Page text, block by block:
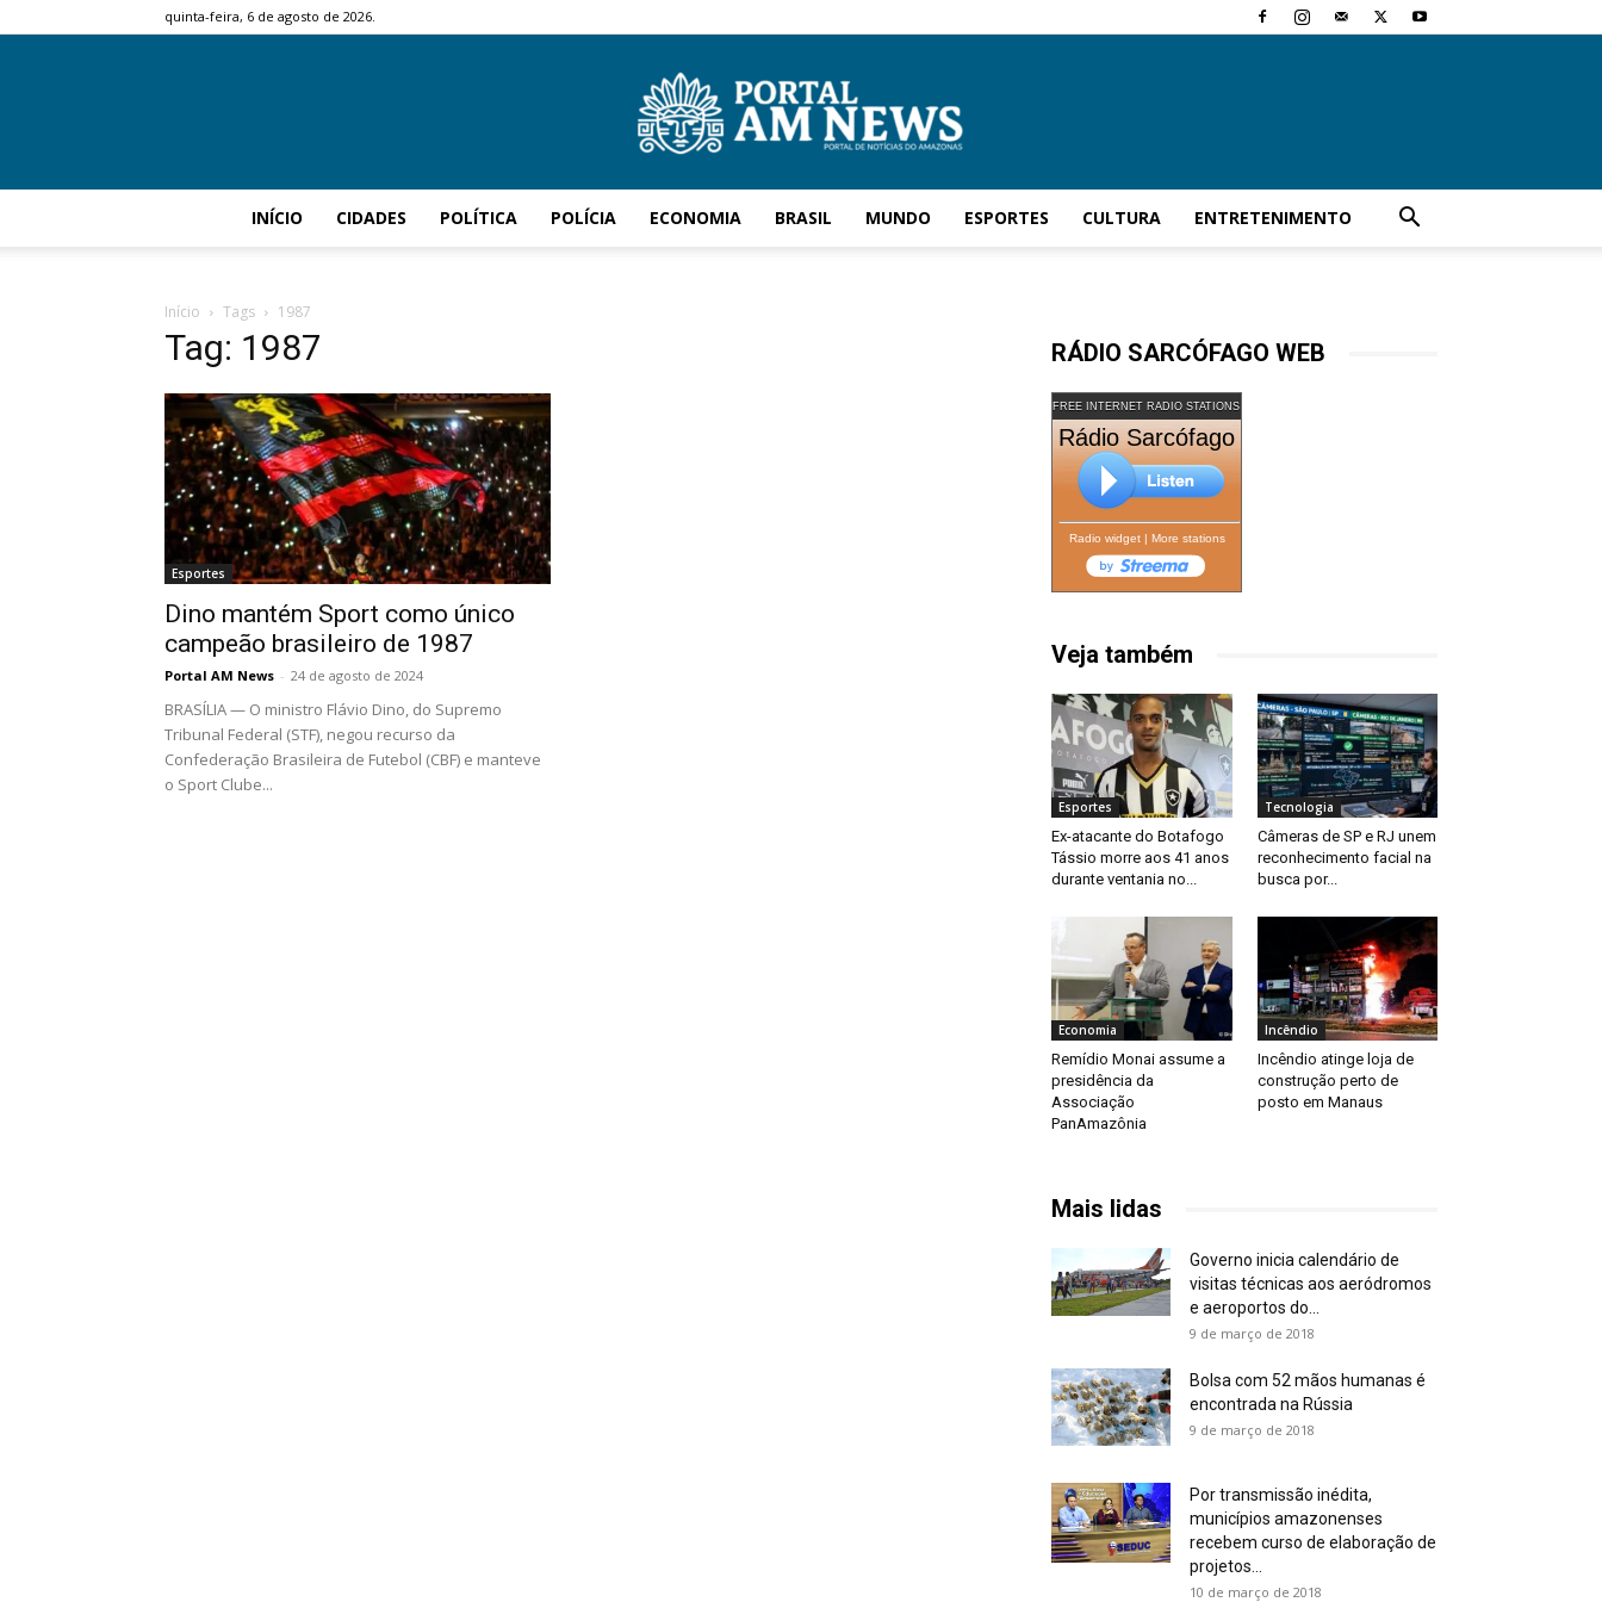
quinta-feira, 6 de agosto de 2026.
INÍCIO CIDADES POLÍTICA POLÍCIA ECONOMIA BRASIL MUNDO ESPORTES CULTURA ENTRETENIMENTO
Início Tags 1987
Tag: 1987
Esportes
Dino mantém Sport como único
campeão brasileiro de 1987
Portal AM News - 24 de agosto de 2024
BRASÍLIA — O ministro Flávio Dino, do Supremo
Tribunal Federal (STF), negou recurso da
Confederação Brasileira de Futebol (CBF) e manteve
o Sport Clube...
RÁDIO SARCÓFAGO WEB
FREE INTERNET RADIO STATIONS
Rádio Sarcófago
Radio widget| More stations
Veja também
Esportes
Ex-atacante do Botafogo
Tássio morre aos 41 anos
durante ventania no...
Tecnologia
Câmeras de SP e RJ unem
reconhecimento facial na
busca por...
Economia
Remídio Monai assume a
presidência da
Associação
PanAmazônia
Incêndio
Incêndio atinge loja de
construção perto de
posto em Manaus
Mais lidas
Governo inicia calendário de
visitas técnicas aos aeródromos
e aeroportos do...
9 de março de 2018
Bolsa com 52 mãos humanas é
encontrada na Rússia
9 de março de 2018
Por transmissão inédita,
municípios amazonenses
recebem curso de elaboração de
projetos...
10 de março de 2018